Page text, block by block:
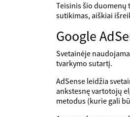
Teisinis šio duomenų
sutikimas, aiškiai
Google
Svetainėje
tvarkymo sutartį.
AdSense leidžia
ankstesnę vartotojų
metodus (kurie gali